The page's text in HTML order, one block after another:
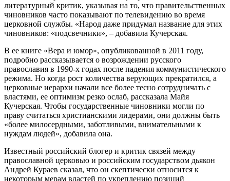
литературный критик, указывая на то, что правительственных
чиновников часто показывают по телевидению во время
церковной службы. «Народ даже придумал название для этих
чиновников: «подсвечники», – добавила Кучерская.
В ее книге «Вера и юмор», опубликованной в 2011 году,
подробно рассказывается о возрождении русского
православия в 1990-х годах после падения коммунистического
режима. Но когда рост количества верующих прекратился, а
церковные иерархи начали все более тесно сотрудничать с
властями, ее оптимизм резко ослаб, рассказала Майя
Кучерская. Чтобы государственные чиновники могли по
праву считаться христианскими лидерами, они должны быть
«более милосердными, заботливыми, внимательными к
нуждам людей», добавила она.
Известный российский блогер и критик связей между
православной церковью и российским государством дьякон
Андрей Кураев сказал, что он скептически относится к
некоторым мерам властей по укреплению позиций